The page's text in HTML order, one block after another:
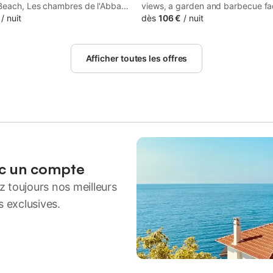
Les chambres de l'Abbaye
soundproof rooms, and free
views, and is 17 km from Falaise
/ nuit
views, a garden and barbecue
LE 111 can be found in Fécamp,
d'Aval.
dès 106 € / nuit
Afficher toutes les offres
un compte
toujours nos meilleurs
exclusives.